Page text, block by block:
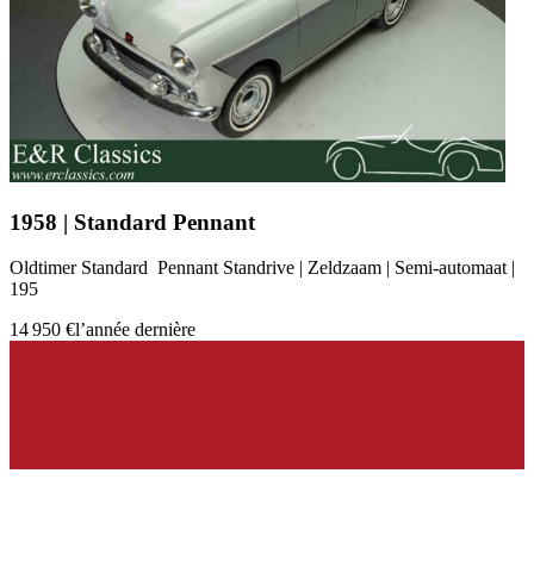
1958 | Standard Pennant
Oldtimer Standard Pennant Standrive | Zeldzaam | Semi-automaat |
195
14 950 €l’année dernière